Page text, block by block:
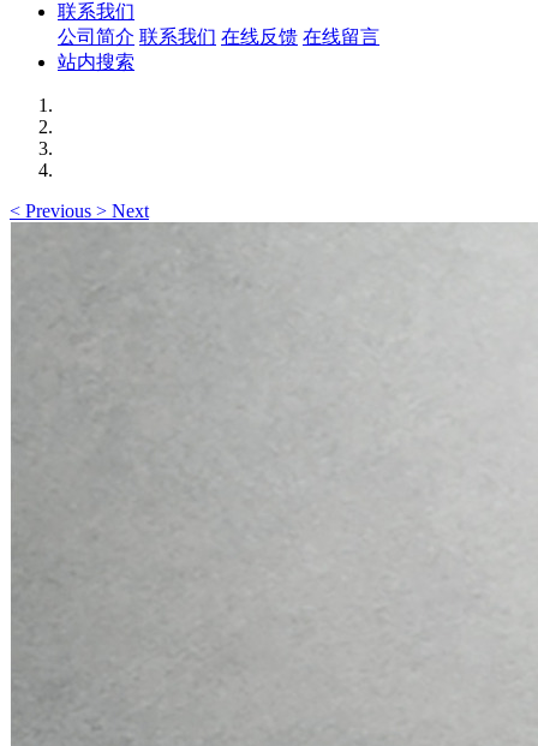
联系我们
公司简介 联系我们 在线反馈 在线留言
站内搜索
< Previous > Next